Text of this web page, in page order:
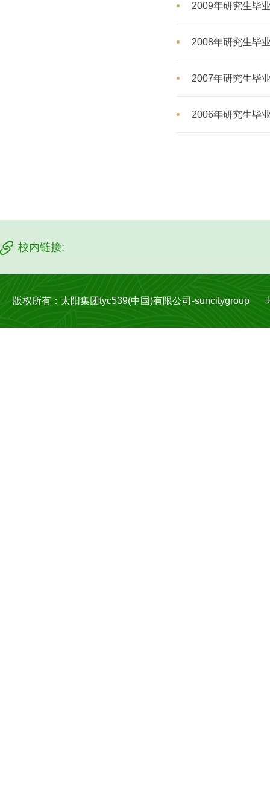
2009年研究生毕
2008年研究生毕
2007年研究生毕
2006年研究生毕
校内链接:
版权所有：太阳集团tyc539(中国)有限公司-